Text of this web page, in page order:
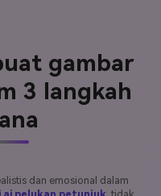
gambar
3 langkah
dan emosional dalam